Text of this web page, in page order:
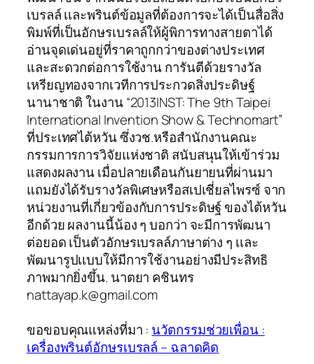
เบรลล์ เเละพรินต์ข้อมูลที่ต้องการจะได้เป็นสื่อสิ่ง
พิมพ์ที่เป็นอักษรเบรลล์ให้ผู้พิการทางสายตาได้
อ่านจุดเด่นอยู่ที่ราคาถูกกว่าของต่างประเทศ
และสะดวกต่อการใช้งาน การันตีด้วยรางวัล
เหรียญทองจากเวทีการประกวดสิ่งประดิษฐ์
นานาชาติ ในงาน “2013INST: The 9th Taipei
International Invention Show & Technomart”
ที่ประเทศไต้หวัน ซึ่งวช.หรือสำนักงานคณะ
กรรมการการวิจัยแห่งชาติ สนับสนุนให้เข้าร่วม
แสดงผลงาน เมื่อปลายเดือนกันยายนที่ผ่านมา
แถมยังได้รับรางวัลพิเศษหรือสเปเชี่ยลไพรซ์ จาก
หน่วยงานที่เกี่ยวข้องกับการประดิษฐ์ ของไต้หวัน
อีกด้วย ผลงานนี้น้อง ๆ บอกว่า จะมีการพัฒนา
ต่อยอด เป็นตัวอักษรเบรลล์ภาษาต่าง ๆ เเละ
พัฒนารูปเเบบให้มีการใช้งานอย่างมีประสิทธิ
ภาพมากยิ่งขึ้น. นาตยา คชินทร
nattayap.k@gmail.com
ขอขอบคุณแหล่งที่มา : นวัตกรรมช่วยเพื่อน :
เครื่องพรินต์อักษรเบรลล์ – ฉลาดคิด